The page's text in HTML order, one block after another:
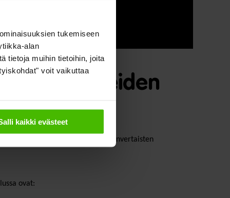
tukemiseen
alan
tietoja muihin tietoihin, joita
voit vaikuttaa
kaikki evästeet
rahat laadukkaiden ja yhdenvertaisten
ovat: